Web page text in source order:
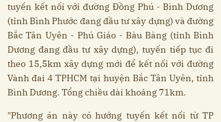
tuyến kết nối với đường Đồng Phú - Bình Dương
(tỉnh Bình Phước đang đầu tư xây dựng) và đường
Bắc Tân Uyên - Phú Giáo - Bàu Bàng (tỉnh Bình
Dương đang đầu tư xây dựng), tuyến tiếp tục đi
theo 15,5km xây dựng mới để kết nối với đường
Vành đai 4 TPHCM tại huyện Bắc Tân Uyên, tỉnh
Bình Dương. Tổng chiều dài khoảng 71km.
"Phương án này có hướng tuyến kết nối từ TP